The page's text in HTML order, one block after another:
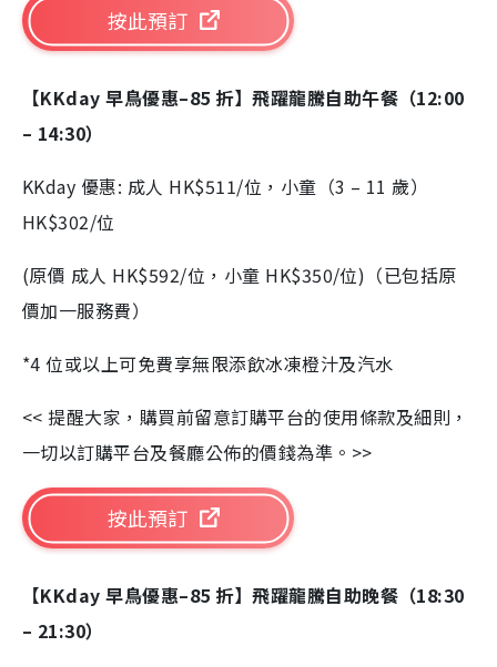
按此預訂
【KKday 早鳥優惠–85 折】飛躍龍騰自助午餐（12:00
– 14:30）
KKday 優惠: 成人 HK$511/位，小童（3 – 11 歲）
HK$302/位
(原價 成人 HK$592/位，小童 HK$350/位)（已包括原
價加一服務費）
*4 位或以上可免費享無限添飲冰凍橙汁及汽水
<< 提醒大家，購買前留意訂購平台的使用條款及細則，
一切以訂購平台及餐廳公佈的價錢為準。>>
按此預訂
【KKday 早鳥優惠–85 折】飛躍龍騰自助晚餐（18:30
– 21:30）